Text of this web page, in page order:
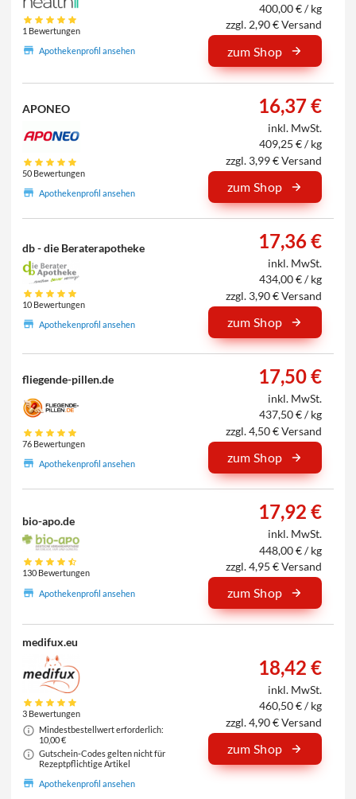
1 Bewertungen
Apothekenprofil ansehen
400,00 € / kg
zzgl. 2,90 € Versand
zum Shop
APONEO
50 Bewertungen
Apothekenprofil ansehen
16,37 €
inkl. MwSt.
409,25 € / kg
zzgl. 3,99 € Versand
zum Shop
db - die Beraterapotheke
10 Bewertungen
Apothekenprofil ansehen
17,36 €
inkl. MwSt.
434,00 € / kg
zzgl. 3,90 € Versand
zum Shop
fliegende-pillen.de
76 Bewertungen
Apothekenprofil ansehen
17,50 €
inkl. MwSt.
437,50 € / kg
zzgl. 4,50 € Versand
zum Shop
bio-apo.de
130 Bewertungen
Apothekenprofil ansehen
17,92 €
inkl. MwSt.
448,00 € / kg
zzgl. 4,95 € Versand
zum Shop
medifux.eu
3 Bewertungen
Mindestbestellwert erforderlich:
10,00 €
Gutschein-Codes gelten nicht für
Rezeptpflichtige Artikel
Apothekenprofil ansehen
18,42 €
inkl. MwSt.
460,50 € / kg
zzgl. 4,90 € Versand
zum Shop